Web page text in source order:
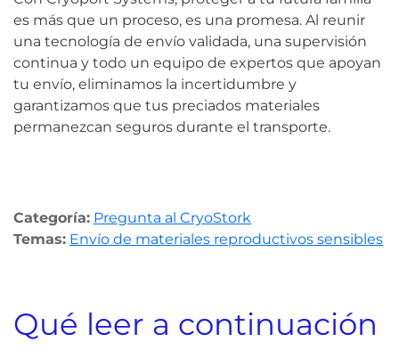
es más que un proceso, es una promesa. Al reunir
una tecnología de envío validada, una supervisión
continua y todo un equipo de expertos que apoyan
tu envío, eliminamos la incertidumbre y
garantizamos que tus preciados materiales
permanezcan seguros durante el transporte.
Categoría: Pregunta al CryoStork
Temas: Envío de materiales reproductivos sensibles
Qué leer a continuación